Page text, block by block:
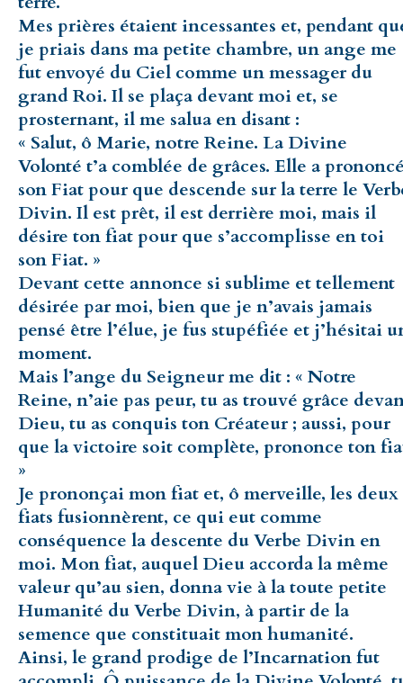
Mes prières étaient incessantes et, pendant
je priais dans ma petite chambre, un ange me
fut envoyé du Ciel comme un messager du
grand Roi. Il se plaça devant moi et, se
prosternant, il me salua en disant :
« Salut, ô Marie, notre Reine. La Divine
Volonté t’a comblée de grâces. Elle a
son Fiat pour que descende sur la terre le
Divin. Il est prêt, il est derrière moi, mais il
désire ton fiat pour que s’accomplisse en toi
son Fiat. »
Devant cette annonce si sublime et tellement
désirée par moi, bien que je n’avais jamais
pensé être l’élue, je fus stupéfiée et j’hésitai
moment.
Mais l’ange du Seigneur me dit : « Notre
Reine, n’aie pas peur, tu as trouvé grâce
Dieu, tu as conquis ton Créateur ; aussi, pour
que la victoire soit complète, prononce ton
»
Je prononçai mon fiat et, ô merveille, les deux
fiats fusionnèrent, ce qui eut comme
conséquence la descente du Verbe Divin en
moi. Mon fiat, auquel Dieu accorda la même
valeur qu’au sien, donna vie à la toute petite
Humanité du Verbe Divin, à partir de la
semence que constituait mon humanité.
Ainsi, le grand prodige de l’Incarnation fut